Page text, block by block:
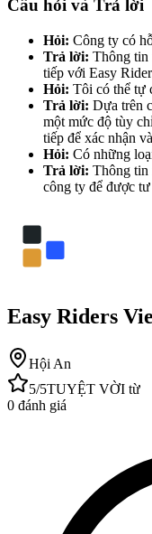
Câu hỏi và Trả lời
Hỏi: Công ty có
Trả lời: Thông tin
tiếp với Easy
Hỏi: Tôi có thể tự
Trả lời: Dựa trên
một mức độ tùy
tiếp để xác nhận
Hỏi: Có những
Trả lời: Thông tin
công ty để được tư
Easy Riders
Hội An
5/5TUYỆT VỜI từ
0 đánh giá